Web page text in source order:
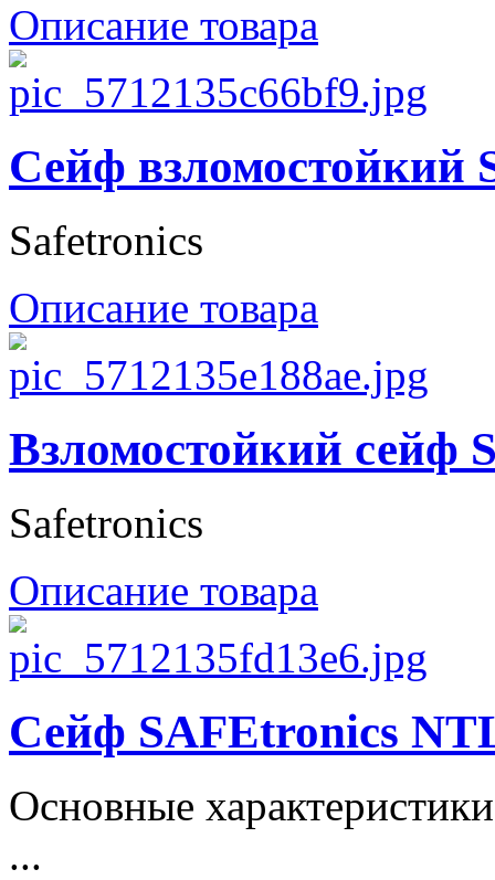
Описание товара
Сейф взломостойкий
Safetronics
Описание товара
Взломостойкий сейф
Safetronics
Описание товара
Сейф SAFEtronics
Основные
...